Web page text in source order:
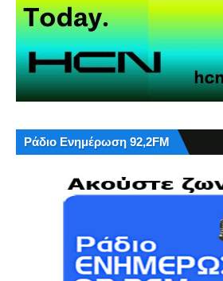
Ράδιο Ενημέρωση 92,2FM